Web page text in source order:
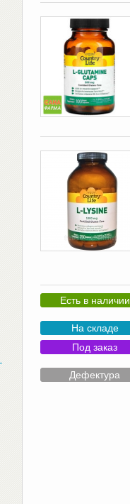
Есть в наличии
На складе
Под заказ
Дефектура